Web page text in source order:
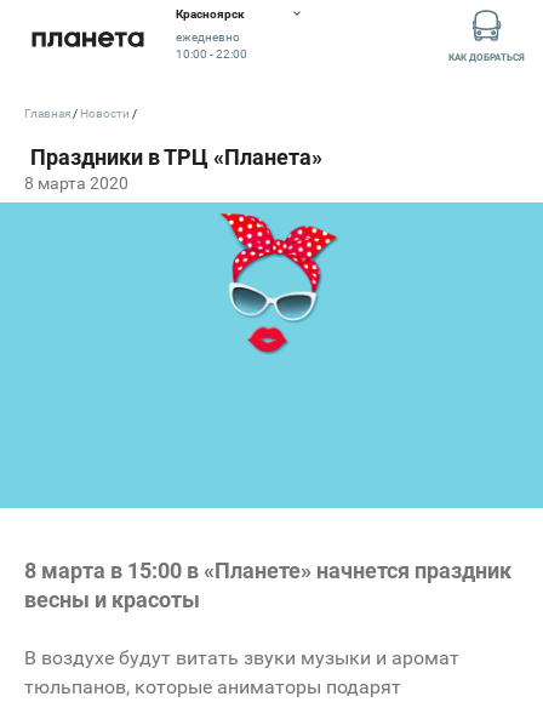
Красноярск
ежедневно
10:00 - 22:00
КАК ДОБРАТЬСЯ
8 марта 2020
Главная Новости
8 марта в 15:00 в «Планете» начнется праздник
весны и красоты
В воздухе будут витать звуки музыки и аромат
тюльпанов, которые аниматоры подарят